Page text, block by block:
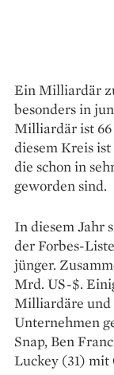
Ein Milliardär
besonders in
Milliardär ist 66
diesem Kreis
die schon in
geworden sind.
In diesem Jahr
der Forbes-
jünger.
Mrd. US-$.
Milliardäre und
Unternehmen
Snap, Ben
Luckey (31) mit